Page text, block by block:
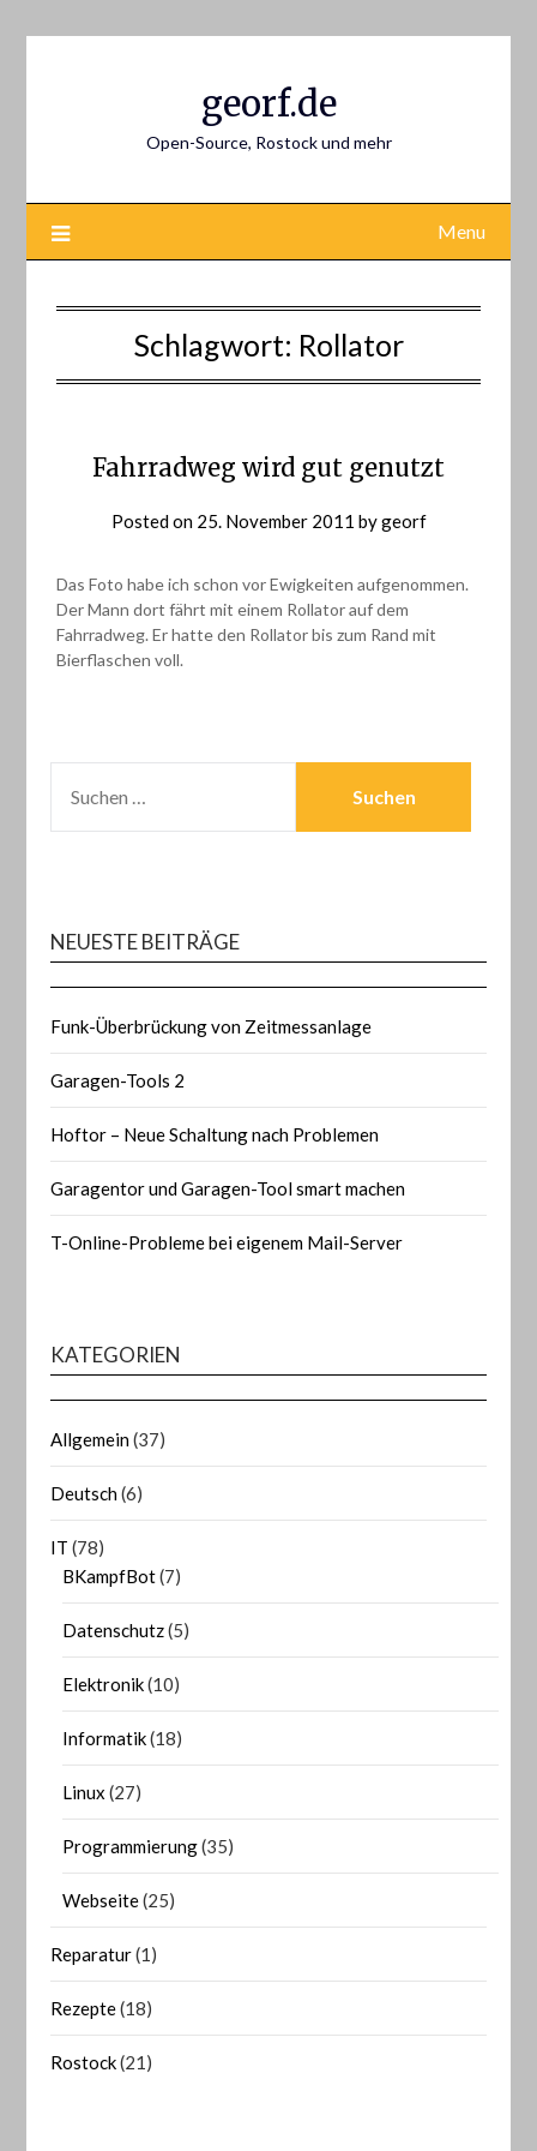
georf.de
Open-Source, Rostock und mehr
Menu
Schlagwort: Rollator
Fahrradweg wird gut genutzt
Posted on 25. November 2011 bygeorf
Das Foto habe ich schon vor Ewigkeiten aufgenommen.
Der Mann dort fährt mit einem Rollator auf dem
Fahrradweg. Er hatte den Rollator bis zum Rand mit
Bierflaschen voll.
NACH:
NEUESTE BEITRÄGE
Funk-Überbrückung von Zeitmessanlage
Garagen-Tools 2
Hoftor – Neue Schaltung nach Problemen
Garagentor und Garagen-Tool smart machen
T-Online-Probleme bei eigenem Mail-Server
KATEGORIEN
Allgemein(37)
Deutsch(6)
IT (78)
BKampfBot(7)
Datenschutz(5)
Elektronik(10)
Informatik(18)
Linux (27)
Programmierung(35)
Webseite(25)
Reparatur(1)
Rezepte(18)
Rostock(21)